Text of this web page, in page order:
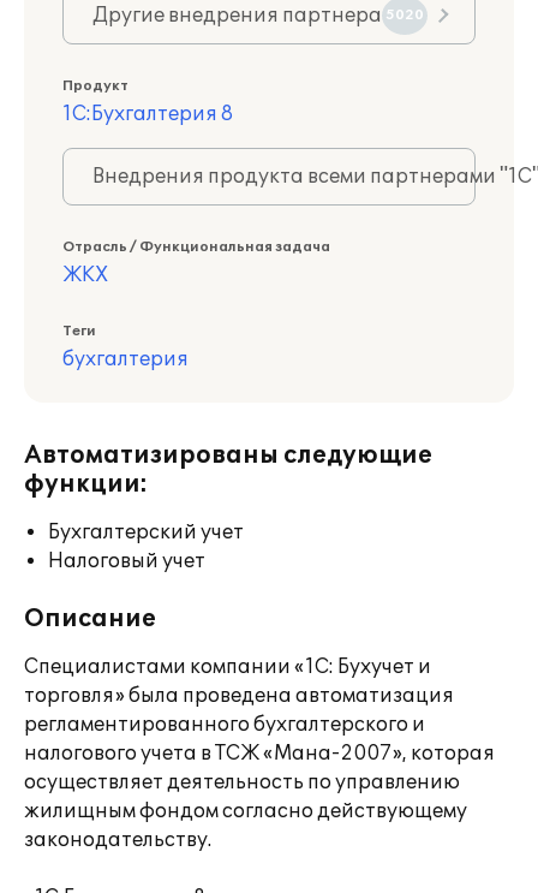
Другие внедрения партнера 5020
Продукт
1С:Бухгалтерия 8
Внедрения продукта всеми партнерами
Отрасль / Функциональная задача
ЖКХ
Теги
бухгалтерия
Автоматизированы следующие
функции:
Бухгалтерский учет
Налоговый учет
Описание
Специалистами компании «1С: Бухучет и
торговля» была проведена автоматизация
регламентированного бухгалтерского и
налогового учета в ТСЖ «Мана-2007», которая
осуществляет деятельность по управлению
жилищным фондом согласно действующему
законодательству.